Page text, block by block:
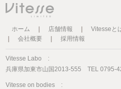
ホーム 店舗情報 Vitesseと
会社概要 採用情報
Vitesse Labo :
兵庫県加東市山国2013-555 TEL 0795-
Vitesse on bodies :